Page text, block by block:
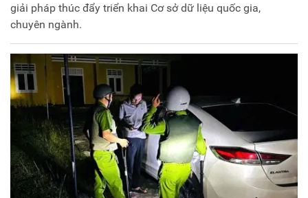
giải pháp thúc đẩy triển khai Cơ sở dữ liệu quốc gia,
chuyên ngành.